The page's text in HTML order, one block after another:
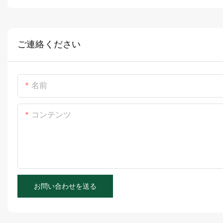
ご連絡ください
名前
コンテンツ
お問い合わせを送る